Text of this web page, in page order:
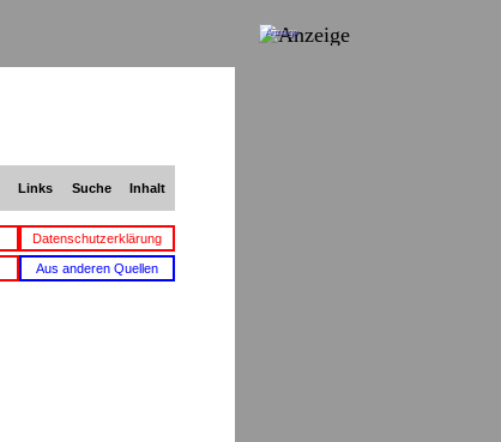
Links Suche Inhalt
Datenschutzerklärung
Aus anderen Quellen
Anzeige